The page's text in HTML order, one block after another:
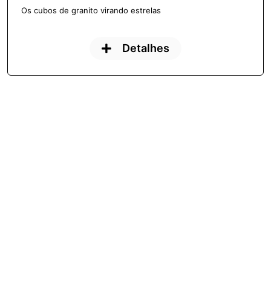
Os cubos de granito virando estrelas
Detalhes